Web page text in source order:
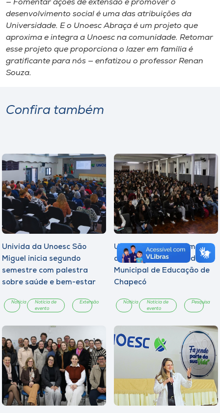
— Fomentar ações de extensão e promover o
desenvolvimento social é uma das atribuições da
Universidade. E o Unoesc Abraça é um projeto que
aproxima e integra a Unoesc na comunidade. Retomar
esse projeto que proporciona o lazer em família é
gratificante para nós — enfatizou o professor Renan
Souza.
Confira também
Univida da Unoesc São
Miguel inicia segundo
semestre com palestra
sobre saúde e bem-estar
Notícia
Notícia de
evento
Extensão
Unoesc promove formação
de estagiários da Rede
Municipal de Educação de
Chapecó
Notícia
Notícia de
evento
Pesquisa